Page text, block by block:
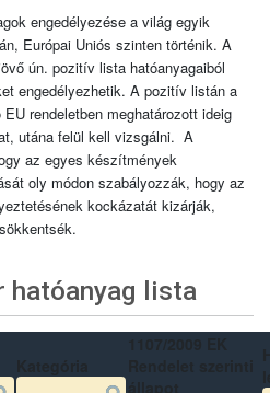
engedélyezése a világ egyik
Európai Uniós szinten történik. A
ún. pozitív lista hatóanyagaiból
engedélyezhetik. A pozitív listán a
rendeletben meghatározott ideig
utána felül kell vizsgálni. A
az egyes készítmények
oly módon szabályozzák, hogy az
kockázatát kizárják,
hatóanyag lista